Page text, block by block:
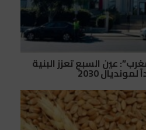
عين السبع تعزز البنية
2030